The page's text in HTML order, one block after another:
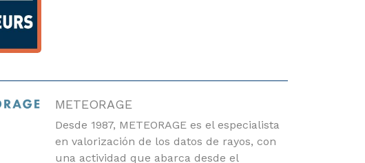
METEORAGE
Desde 1987, METEORAGE es el especialista
en valorización de los datos de rayos, con
una actividad que abarca desde el